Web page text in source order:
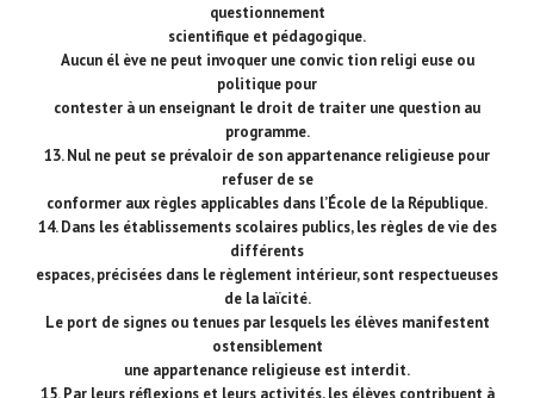
questionnement
scientifique et pédagogique.
Aucun él ève ne peut invoquer une convic tion religi euse ou
politique pour
contester à un enseignant le droit de traiter une question au
programme.
13. Nul ne peut se prévaloir de son appartenance religieuse pour
refuser de se
conformer aux règles applicables dans l’École de la République.
14. Dans les établissements scolaires publics, les règles de vie des
différents
espaces, précisées dans le règlement intérieur, sont respectueuses
de la laïcité.
Le port de signes ou tenues par lesquels les élèves manifestent
ostensiblement
une appartenance religieuse est interdit.
15. Par leurs réflexions et leurs activités, les élèves contribuent à